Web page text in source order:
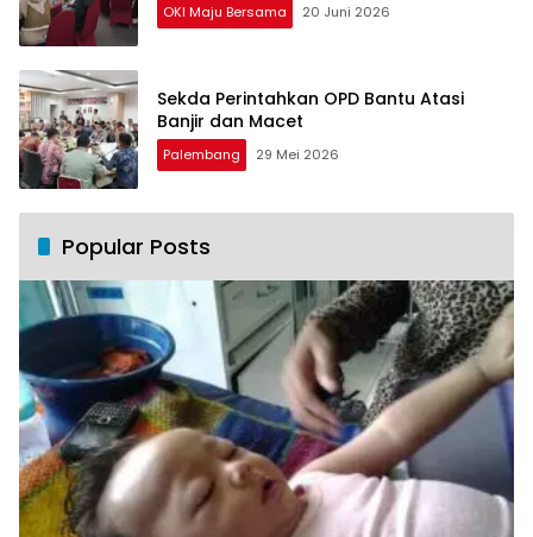
OKI Maju Bersama 20 Juni 2026
Sekda Perintahkan OPD Bantu Atasi
Banjir dan Macet
Palembang 29 Mei 2026
Popular Posts